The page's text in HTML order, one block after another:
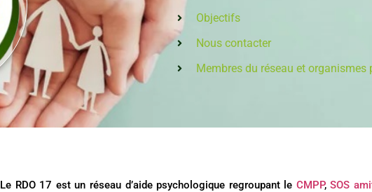
Objectifs
Nous contacter
Membres du réseau et organismes
Le RDO 17 est un réseau d’aide psychologique regroupant le CMPP,SOS